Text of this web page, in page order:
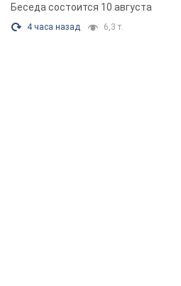
Беседа состоится 10 августа
4 часа назад 6,3 т.